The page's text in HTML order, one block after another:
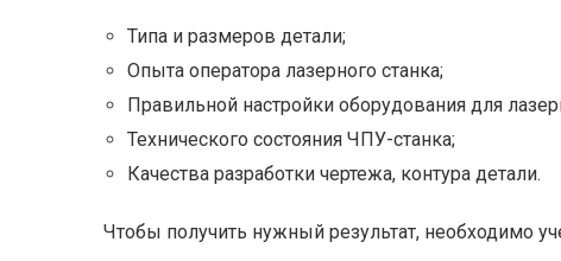
Типа и размеров детали;
Опыта оператора лазерного станка;
Правильной настройки оборудования для
Технического состояния ЧПУ-станка;
Качества разработки чертежа, контура детали.
Чтобы получить нужный результат, необходимо